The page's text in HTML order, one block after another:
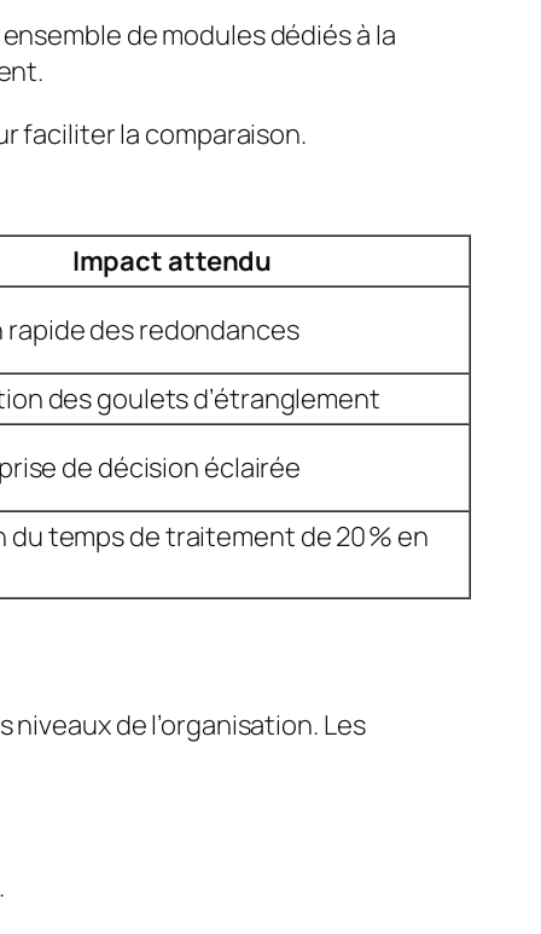
de modules dédiés à la
faciliter la comparaison.
Impact attendu
des redondances
des goulets d’étranglement
de décision éclairée
du temps de traitement de 20 % en
de l’organisation. Les